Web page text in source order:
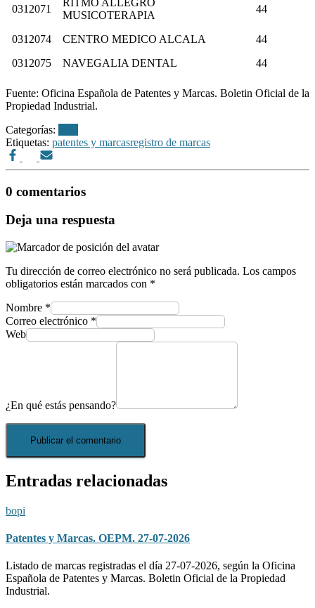
0312071
MUSICOTERAPIA
44
0312074 CENTRO MEDICO ALCALA
44
0312075
NAVEGALIA DENTAL 44
Fuente: Oficina Española de Patentes y Marcas. Boletin Oficial de la
Propiedad Industrial.
Categorías:
Etiquetas: patentes y marcasregistro de marcas
0 comentarios
Deja una respuesta
Tu dirección de correo electrónico no será publicada. Los campos
obligatorios están marcados con *
Nombre *
Correo electrónico *
Web
¿En qué estás pensando?
Entradas relacionadas
bopi
Patentes y Marcas. OEPM. 27-07-2026
Listado de marcas registradas el día 27-07-2026, según la Oficina
Española de Patentes y Marcas. Boletin Oficial de la Propiedad
Industrial.